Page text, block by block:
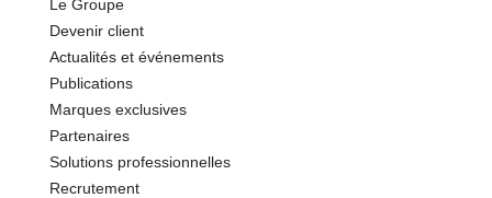
Protéines
Sel
Le Groupe
Devenir client
Actualités et événements
Publications
Marques exclusives
Partenaires
Solutions professionnelles
Recrutement